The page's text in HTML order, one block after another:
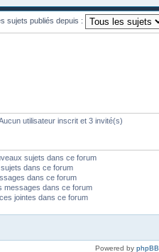
sujets publiés depuis :
utilisateur inscrit et 3 invité(s)
sujets dans ce forum
dans ce forum
dans ce forum
messages dans ce forum
jointes dans ce forum
Powered by phpBB